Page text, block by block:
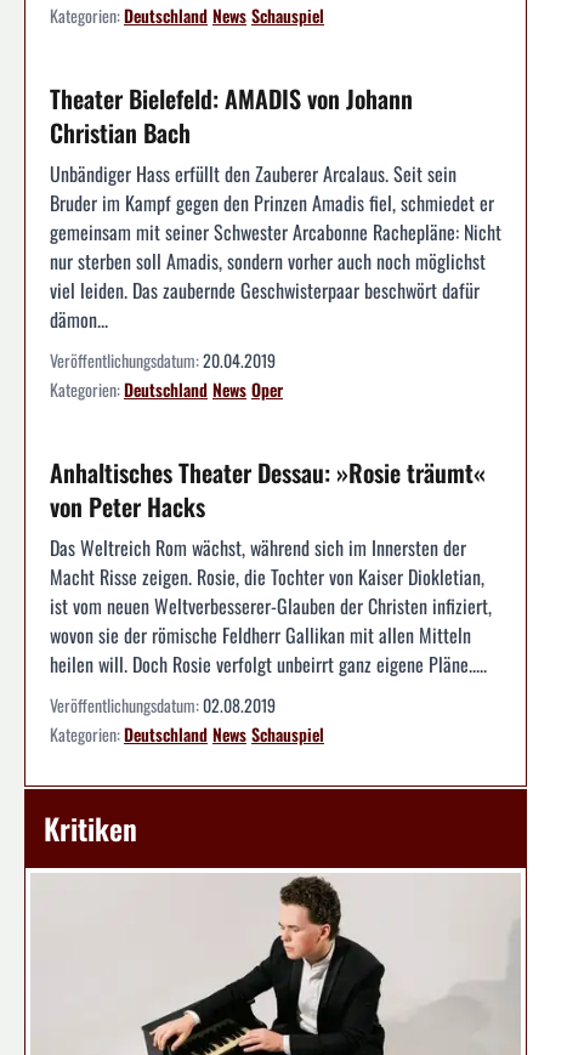
Kategorien:DeutschlandNewsSchauspiel
Theater Bielefeld: AMADIS von Johann
Christian Bach
Unbändiger Hass erfüllt den Zauberer Arcalaus. Seit sein
Bruder im Kampf gegen den Prinzen Amadis fiel, schmiedet er
gemeinsam mit seiner Schwester Arcabonne Rachepläne: Nicht
nur sterben soll Amadis, sondern vorher auch noch möglichst
viel leiden. Das zaubernde Geschwisterpaar beschwört dafür
dämon...
Veröffentlichungsdatum:20.04.2019
Kategorien:DeutschlandNewsOper
Anhaltisches Theater Dessau: »Rosie träumt«
von Peter Hacks
Das Weltreich Rom wächst, während sich im Innersten der
Macht Risse zeigen. Rosie, die Tochter von Kaiser Diokletian,
ist vom neuen Weltverbesserer-Glauben der Christen infiziert,
wovon sie der römische Feldherr Gallikan mit allen Mitteln
heilen will. Doch Rosie verfolgt unbeirrt ganz eigene Pläne.....
Veröffentlichungsdatum:02.08.2019
Kategorien:DeutschlandNewsSchauspiel
Kritiken